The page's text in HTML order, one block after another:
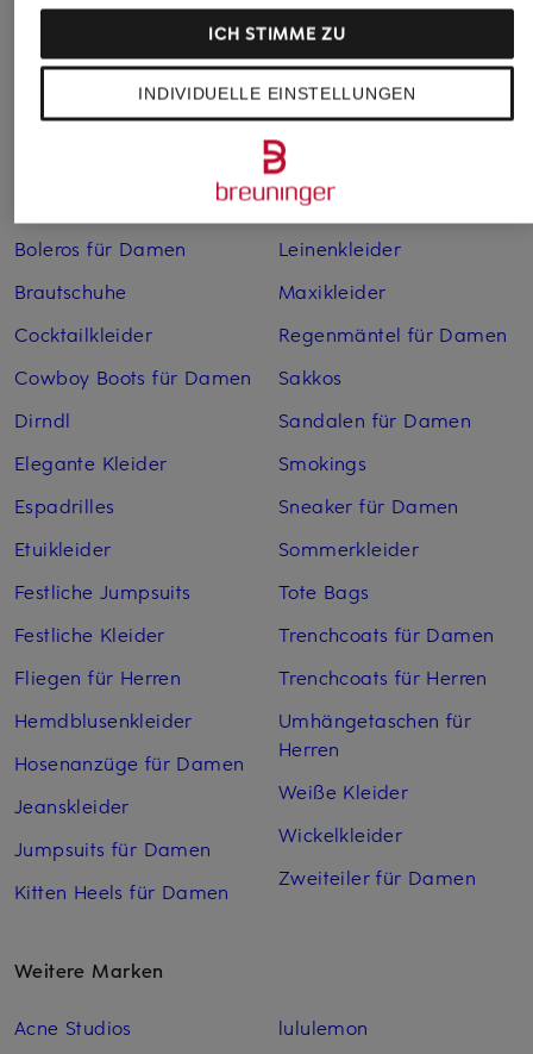
Weitere Kategorien
Abendkleider
Anzüge für Herren
Boleros für Damen
Brautschuhe
Cocktailkleider
Cowboy Boots für Damen
Dirndl
Elegante Kleider
Espadrilles
Etuikleider
Festliche Jumpsuits
Festliche Kleider
Fliegen für Herren
Hemdblusenkleider
Hosenanzüge für Damen
Jeanskleider
Jumpsuits für Damen
Kitten Heels für Damen
Kleider
Lederjacken für Damen
Lederjacken für Herren
Leinenhosen für Herren
Leinenkleider
Maxikleider
Regenmäntel für Damen
Sakkos
Sandalen für Damen
Smokings
Sneaker für Damen
Sommerkleider
Tote Bags
Trenchcoats für Damen
Trenchcoats für Herren
Umhängetaschen für
Herren
Weiße Kleider
Wickelkleider
Zweiteiler für Damen
Weitere Marken
Acne Studios
lululemon
INDIVIDUELLE EINSTELLUNGEN
ICH STIMME ZU